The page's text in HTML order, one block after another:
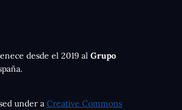
desde el 2019 al Grupo
under a Creative Commons